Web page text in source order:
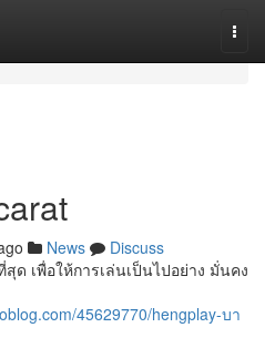
News
Discuss
ด เพื่อให้การเล่นเป็นไปอย่าง มั่นคง
45629770/hengplay-บา